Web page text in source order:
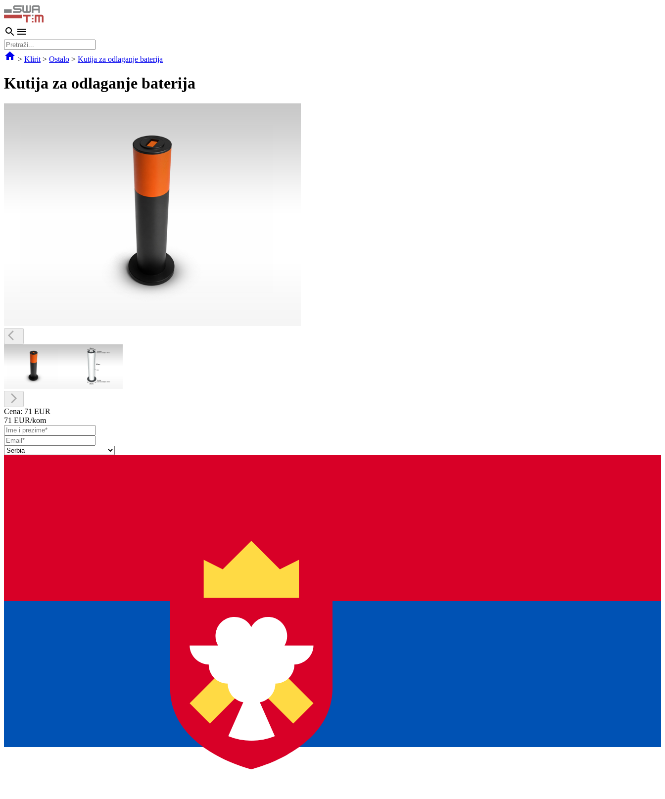
> Klirit > Ostalo > Kutija za odlaganje baterija
Kutija za odlaganje baterija
Cena: 71 EUR
71 EUR/kom